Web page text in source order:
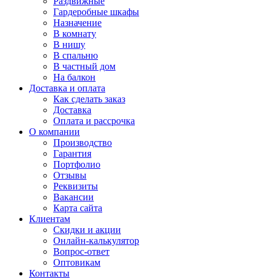
Гардеробные шкафы
Назначение
В комнату
В нишу
В спальню
В частный дом
На балкон
Доставка и оплата
Как сделать заказ
Доставка
Оплата и рассрочка
О компании
Производство
Гарантия
Портфолио
Отзывы
Реквизиты
Вакансии
Карта сайта
Клиентам
Скидки и акции
Онлайн-калькулятор
Вопрос-ответ
Оптовикам
Контакты